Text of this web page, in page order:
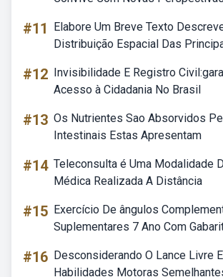
#11
Elabore Um Breve Texto
Distribuição Espacial Das
#12 Invisibilidade E Registro
Acesso à Cidadania No Brasil
#13 Os Nutrientes Sao Absorvidos
Intestinais Estas Apresentam
#14 Teleconsulta é Uma Modalidade
Médica Realizada A Distância
#15 Exercício De ângulos
Suplementares 7 Ano Com
#16 Desconsiderando O Lance Livre
Habilidades Motoras